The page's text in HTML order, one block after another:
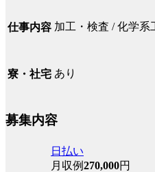
仕事内容 加工・検査 / 化学系
寮・社宅 あり
募集内容
日払い
月収例270,000円